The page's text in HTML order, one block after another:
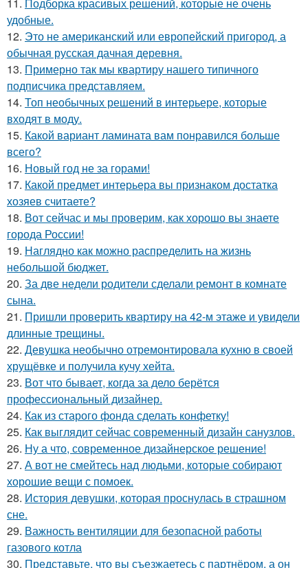
11. Подборка красивых решений, которые не очень
удобные.
12. Это не американский или европейский пригород, а
обычная русская дачная деревня.
13. Примерно так мы квартиру нашего типичного
подписчика представляем.
14. Топ необычных решений в интерьере, которые
входят в моду.
15. Какой вариант ламината вам понравился больше
всего?
16. Новый год не за горами!
17. Какой предмет интерьера вы признаком достатка
хозяев считаете?
18. Вот сейчас и мы проверим, как хорошо вы знаете
города России!
19. Наглядно как можно распределить на жизнь
небольшой бюджет.
20. За две недели родители сделали ремонт в комнате
сына.
21. Пришли проверить квартиру на 42-м этаже и увидели
длинные трещины.
22. Девушка необычно отремонтировала кухню в своей
хрущёвке и получила кучу хейта.
23. Вот что бывает, когда за дело берётся
профессиональный дизайнер.
24. Как из старого фонда сделать конфетку!
25. Как выглядит сейчас современный дизайн санузлов.
26. Ну а что, современное дизайнерское решение!
27. А вот не смейтесь над людьми, которые собирают
хорошие вещи с помоек.
28. История девушки, которая проснулась в страшном
сне.
29. Важность вентиляции для безопасной работы
газового котла
30. Представьте, что вы съезжаетесь с партнёром, а он